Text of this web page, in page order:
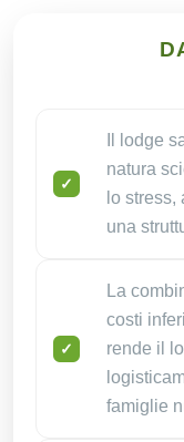
Il lodge
natura
lo stress,
una
La
costi
rende il
famiglie